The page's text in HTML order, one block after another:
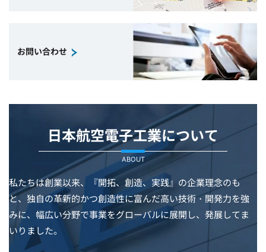
お問い合わせ
日本航空電子工業について
ABOUT
私たちは創業以来、『開拓、創造、実践』の企業理念のも
と、独自の革新的かつ創造性に富んだ高い技術・開発力を強
みに、幅広い分野で事業をグローバルに展開し、発展してま
いりました。